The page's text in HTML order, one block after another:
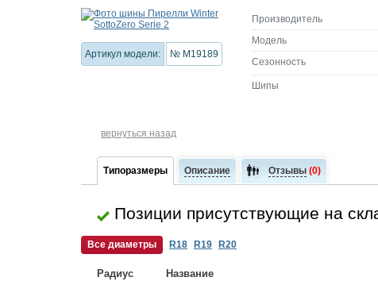
Артикул модели: № M19189
Производитель
Модель
Сезонность
Шипы
вернуться назад
Типоразмеры Описание Отзывы (0)
Позиции присутствующие на
Все диаметры R18 R19 R20
Радиус Название